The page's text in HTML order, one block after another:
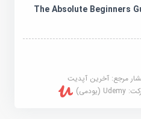
The Absolute Beginners
مرجع:آخرین آپدیت
Udemy (یودمی)